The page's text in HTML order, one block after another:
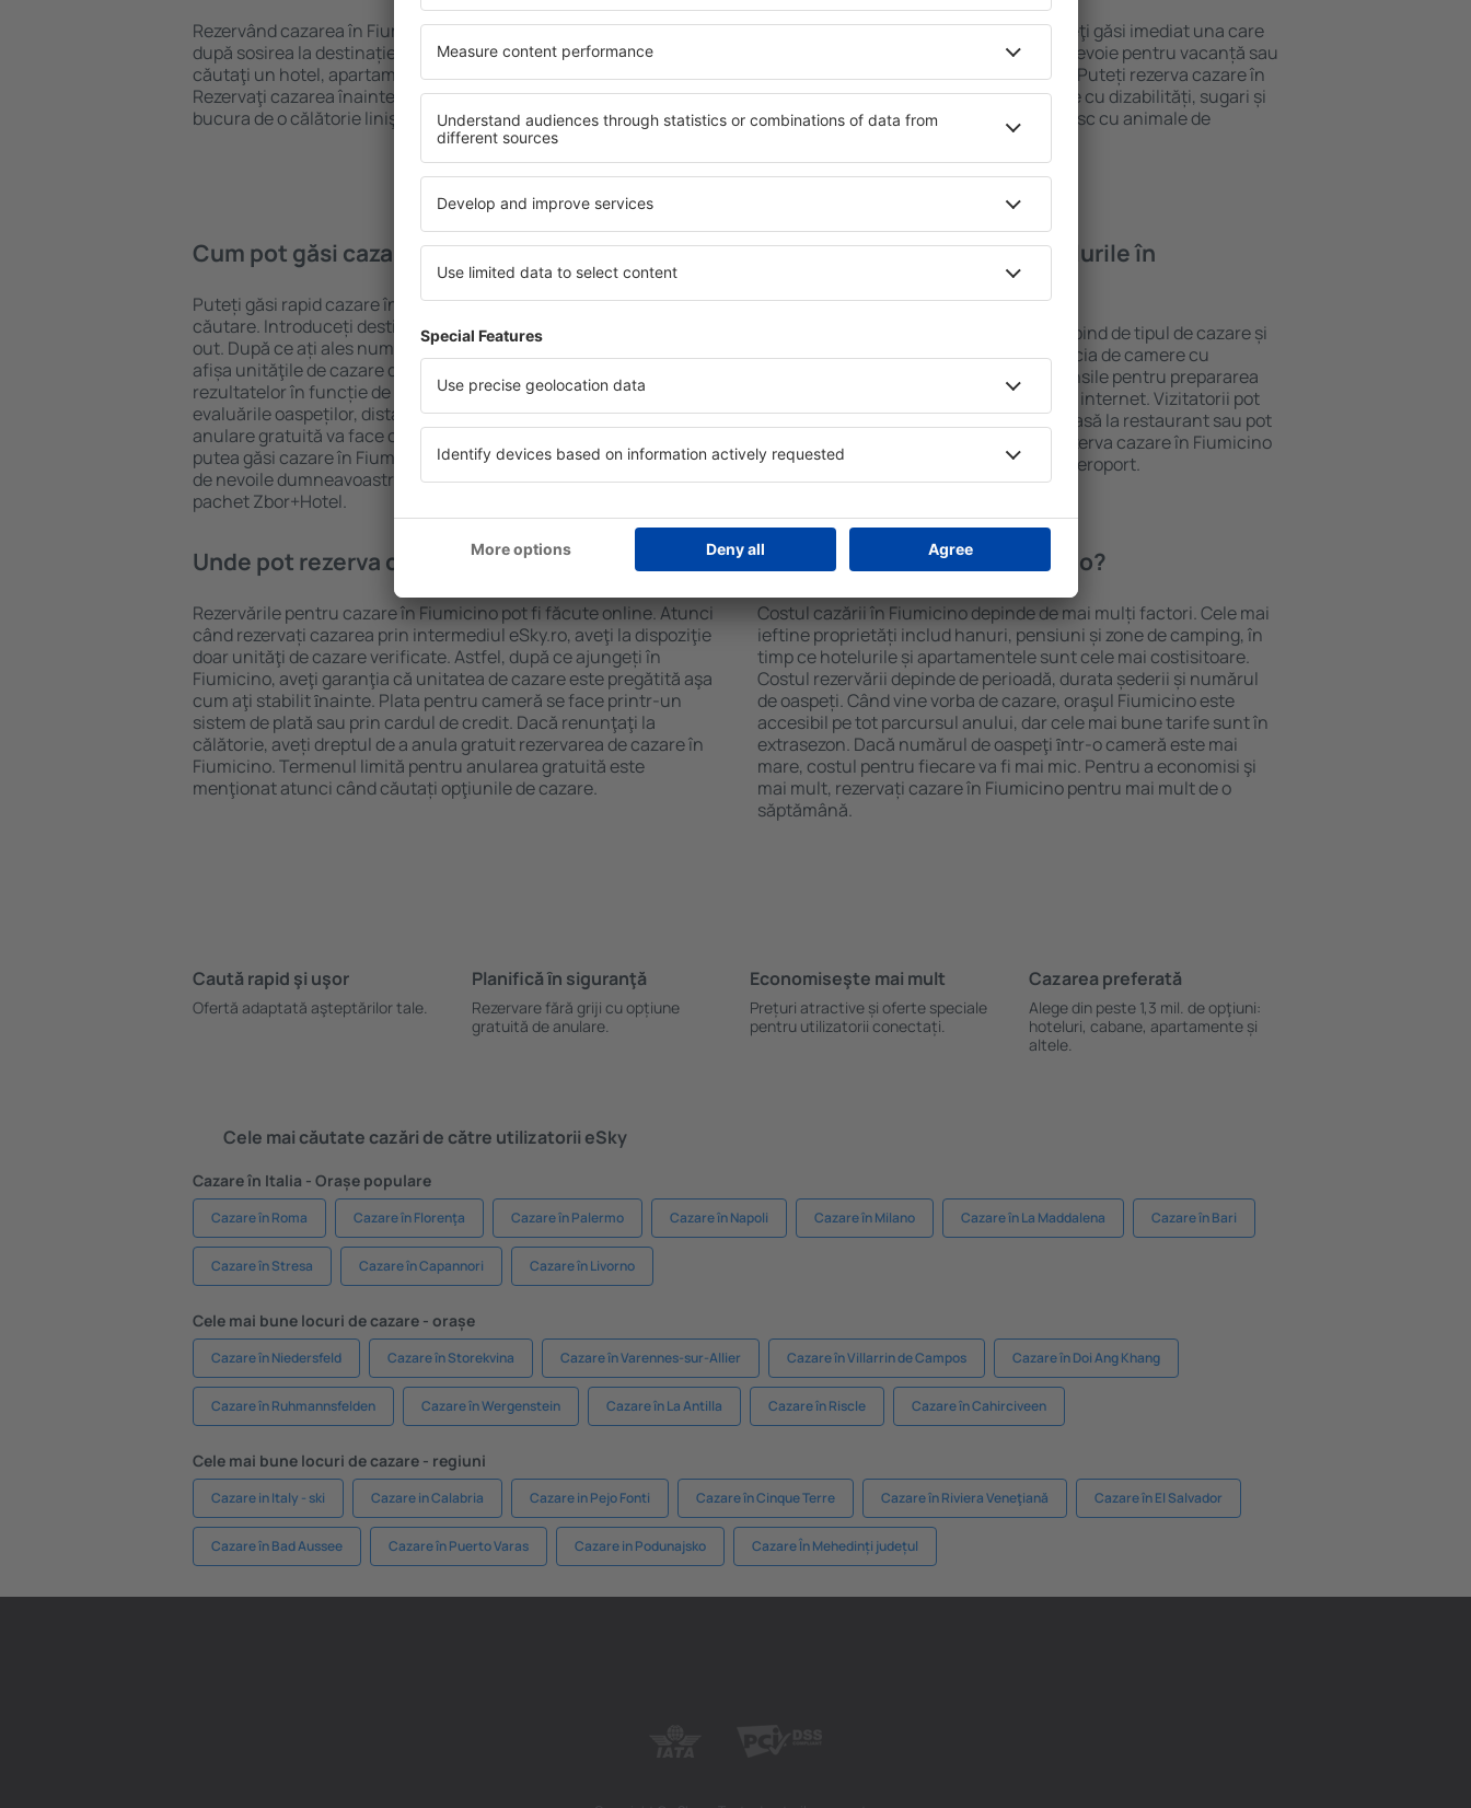
Rezervând cazarea în Fiumicino mai devreme, aveți garanţia că
după sosirea la destinație vă puteţi relaxa, fără a fi nevoie să
căutaţi un hotel, apartament sau altă unitate de cazare.
Rezervaţi cazarea înainte de călătoria spre Fiumicino și vă veţi
bucura de o călătorie liniştită.
Dacă doriţi cazare de lux în Fiumicino, veţi găsi imediat una care
să se potrivească. Veți găsi tot ce aveți nevoie pentru vacanță sau
călătoria de afaceri la destinația aleasă. Puteți rezerva cazare în
Fiumicino cu facilități pentru persoanele cu dizabilități, sugari și
copii, precum și pentru cei care călătoresc cu animale de
Cum pot găsi cazare în Fiumicino?
Puteți găsi rapid cazare în Fiumicino folosind un motor de
căutare. Introduceți destinația și datele de check-in și check-
out. După ce ați ales numărul de persoane, motorul de căutare va
afișa unităţile de cazare disponibile în Fiumicino. Filtrarea
rezultatelor în funcție de tipul proprietăţii, numărul de stele,
evaluările oaspeților, distanța față de centru și opțiunea de
anulare gratuită va face căutarea mult mai ușoară. Astfel veți
putea găsi cazare în Fiumicino în doar câteva minute. În funcție
de nevoile dumneavoastră, puteți rezerva doar cazare sau un
pachet Zbor+Hotel.
Ce fel de facilităţi oferă hotelurile în
Facilitățile proprietăţilor în Fiumicino depind de tipul de cazare și
de numărul de stele. Oaspeții pot beneficia de camere cu
chicinetă, balcon, aer condiționat, ustensile pentru prepararea
ceaiului şi a cafelei, prosoape și acces la internet. Vizitatorii pot
avea parcare gratuită, pot comanda o masă la restaurant sau pot
alege un hotel cu piscină. În plus, pot rezerva cazare în Fiumicino
la proprietăți care oferă transport de la aeroport.
Unde pot rezerva cazare în Fiumicino?
Rezervările pentru cazare în Fiumicino pot fi făcute online. Atunci
când rezervați cazarea prin intermediul eSky.ro, aveţi la dispoziţie
doar unităţi de cazare verificate. Astfel, după ce ajungeți în
Fiumicino, aveţi garanţia că unitatea de cazare este pregătită aşa
cum aţi stabilit ȋnainte. Plata pentru cameră se face printr-un
sistem de plată sau prin cardul de credit. Dacă renunţaţi la
călătorie, aveți dreptul de a anula gratuit rezervarea de cazare în
Fiumicino. Termenul limită pentru anularea gratuită este
menţionat atunci când căutați opţiunile de cazare.
Cât costă cazarea în Fiumicino?
Costul cazării în Fiumicino depinde de mai mulți factori. Cele mai
ieftine proprietăți includ hanuri, pensiuni și zone de camping, în
timp ce hotelurile și apartamentele sunt cele mai costisitoare.
Costul rezervării depinde de perioadă, durata șederii și numărul
de oaspeți. Când vine vorba de cazare, oraşul Fiumicino este
accesibil pe tot parcursul anului, dar cele mai bune tarife sunt în
extrasezon. Dacă numărul de oaspeţi ȋntr-o cameră este mai
mare, costul pentru fiecare va fi mai mic. Pentru a economisi şi
mai mult, rezervați cazare în Fiumicino pentru mai mult de o
săptămână.
Caută rapid şi uşor
Ofertă adaptată aşteptărilor tale.
Planifică ȋn siguranţă
Rezervare fără griji cu opțiune
gratuită de anulare.
Economiseşte mai mult
Prețuri atractive și oferte speciale
pentru utilizatorii conectați.
Cazarea preferată
Alege din peste 1,3 mil. de opţiuni:
hoteluri, cabane, apartamente și
altele.
Cele mai căutate cazări de către utilizatorii eSky
Cazare în Italia - Orașe populare
Cazare în Roma Cazare în Florenţa Cazare în Palermo Cazare în Napoli Cazare în Milano Cazare în La Maddalena Cazare în Bari
Cazare în Stresa Cazare în Capannori Cazare în Livorno
Cele mai bune locuri de cazare - orașe
Cazare în Niedersfeld Cazare în Storekvina Cazare în Varennes-sur-Allier Cazare în Villarrin de Campos Cazare în Doi Ang Khang
Cazare în Ruhmannsfelden Cazare în Wergenstein Cazare în La Antilla Cazare în Riscle Cazare în Cahirciveen
Cele mai bune locuri de cazare - regiuni
Cazare in Italy - ski Cazare in Calabria Cazare in Pejo Fonti Cazare în Cinque Terre Cazare în Riviera Veneţiană Cazare în El Salvador
Cazare în Bad Aussee Cazare în Puerto Varas Cazare in Podunajsko Cazare În Mehedinți județul